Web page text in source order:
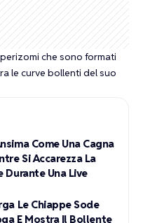
che sono formati
le curve bollenti del suo
Come Una Cagna
Si Accarezza La
Durante Una Live
Le Chiappe Sode
E Mostra Il Bollente